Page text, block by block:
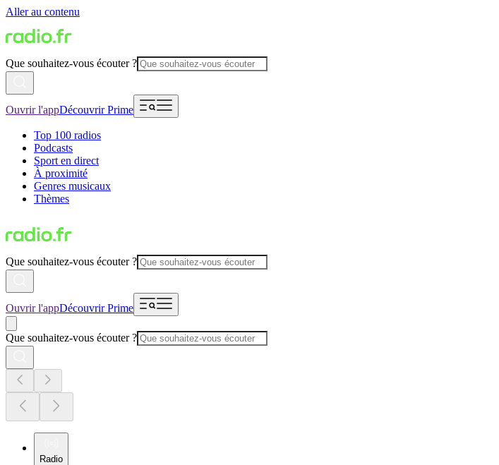
Aller au contenu
Que souhaitez-vous écouter ?
Ouvrir l'appDécouvrir Prime
Top 100 radios
Podcasts
Sport en direct
À proximité
Genres musicaux
Thèmes
Que souhaitez-vous écouter ?
Ouvrir l'appDécouvrir Prime
Que souhaitez-vous écouter ?
Radio